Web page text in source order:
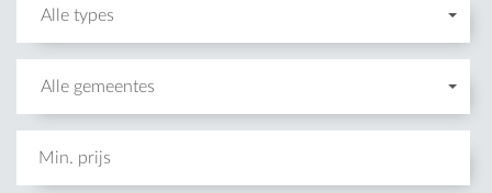
Alle types
Alle gemeentes